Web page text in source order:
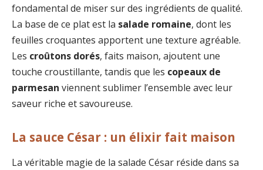
fondamental de miser sur des ingrédients de qualité.
La base de ce plat est la salade romaine, dont les
feuilles croquantes apportent une texture agréable.
Les croûtons dorés, faits maison, ajoutent une
touche croustillante, tandis que les copeaux de
parmesan viennent sublimer l’ensemble avec leur
saveur riche et savoureuse.
La sauce César : un élixir fait maison
La véritable magie de la salade César réside dans sa